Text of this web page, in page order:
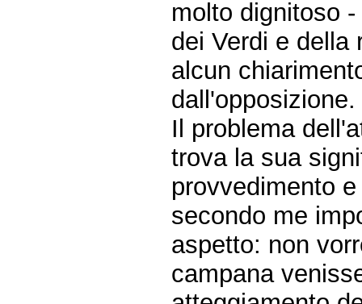
molto dignitoso
dei Verdi e della
alcun
dall'opposizione.
Il problema
trova la sua
provvedimento
secondo me
aspetto: non
campana